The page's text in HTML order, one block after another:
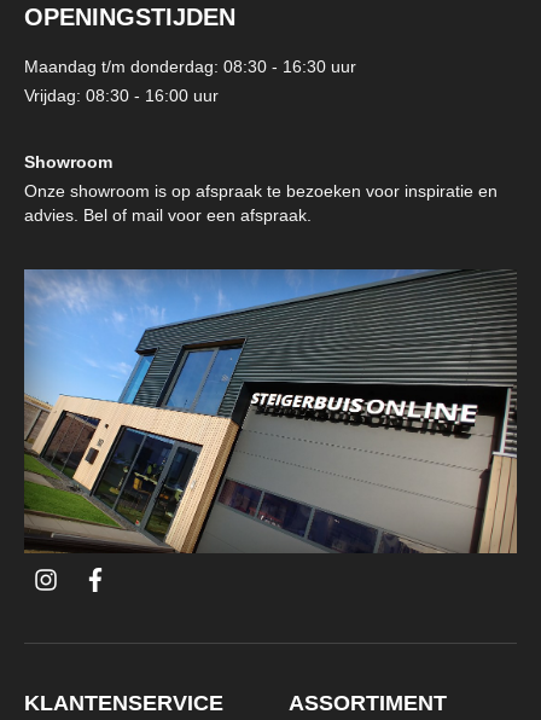
OPENINGSTIJDEN
Maandag t/m donderdag: 08:30 - 16:30 uur
Vrijdag: 08:30 - 16:00 uur
Showroom
Onze showroom is op afspraak te bezoeken voor inspiratie en
advies. Bel of mail voor een afspraak.
i
t
a
f
e
k
KLANTENSERVICE ASSORTIMENT